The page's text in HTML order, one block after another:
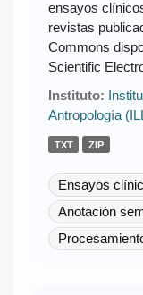
ensayos
revistas
Commons
Scientific
Instituto:
Antropología
TXT ZIP
Ensayos
Anotación